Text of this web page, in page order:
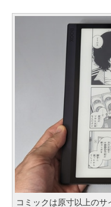
コミックは原寸以上の